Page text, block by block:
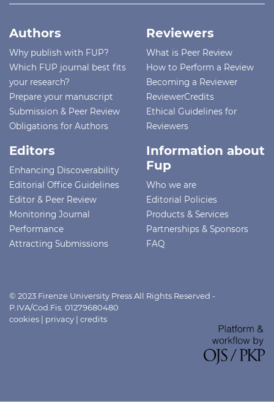
Authors
Why publish with FUP?
Which FUP journal best fits
your research?
Prepare your manuscript
Submission & Peer Review
Obligations for Authors
Reviewers
What is Peer Review
How to Perform a Review
Becoming a Reviewer
ReviewerCredits
Ethical Guidelines for
Reviewers
Editors
Enhancing Discoverability
Editorial Office Guidelines
Editor & Peer Review
Monitoring Journal
Performance
Attracting Submissions
Information about
Fup
Who we are
Editorial Policies
Products & Services
Partnerships & Sponsors
FAQ
© 2023 Firenze University Press All Rights Reserved -
P.IVA/Cod.Fis. 01279680480
cookies | privacy | credits